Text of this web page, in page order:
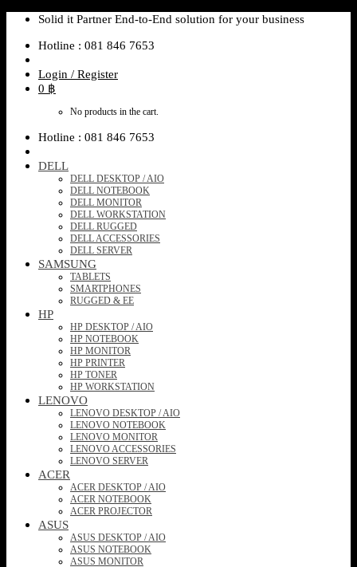
Skip
content
Solid it Partner End-to-End solution for your business
Hotline : 081 846 7653
Login / Register
0 ฿
No products in the cart.
Hotline : 081 846 7653
DELL
DELL DESKTOP / AIO
DELL NOTEBOOK
DELL MONITOR
DELL WORKSTATION
DELL RUGGED
DELL ACCESSORIES
DELL SERVER
SAMSUNG
TABLETS
SMARTPHONES
RUGGED & EE
HP
HP DESKTOP / AIO
HP NOTEBOOK
HP MONITOR
HP PRINTER
HP TONER
HP WORKSTATION
LENOVO
LENOVO DESKTOP / AIO
LENOVO NOTEBOOK
LENOVO MONITOR
LENOVO ACCESSORIES
LENOVO SERVER
ACER
ACER DESKTOP / AIO
ACER NOTEBOOK
ACER PROJECTOR
ASUS
ASUS DESKTOP / AIO
ASUS NOTEBOOK
ASUS MONITOR